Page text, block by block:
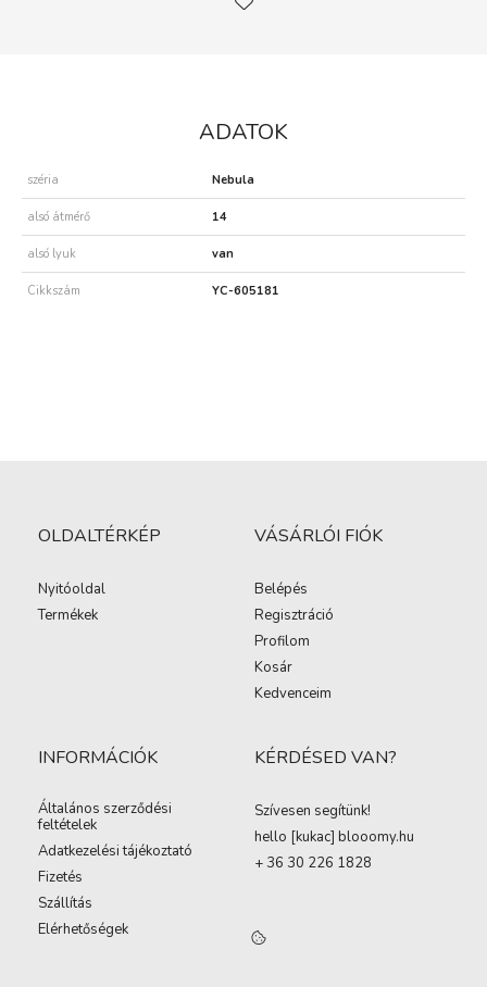
ADATOK
széria Nebula
alsó átmérő 14
alsó lyuk van
Cikkszám YC-605181
OLDALTÉRKÉP
Nyitóoldal
Termékek
VÁSÁRLÓI FIÓK
Belépés
Regisztráció
Profilom
Kosár
Kedvenceim
INFORMÁCIÓK
Általános szerződési
feltételek
Adatkezelési tájékoztató
Fizetés
Szállítás
Elérhetőségek
KÉRDÉSED VAN?
Szívesen segítünk!
hello [kukac] blooomy.hu
+ 36 30 226 1828